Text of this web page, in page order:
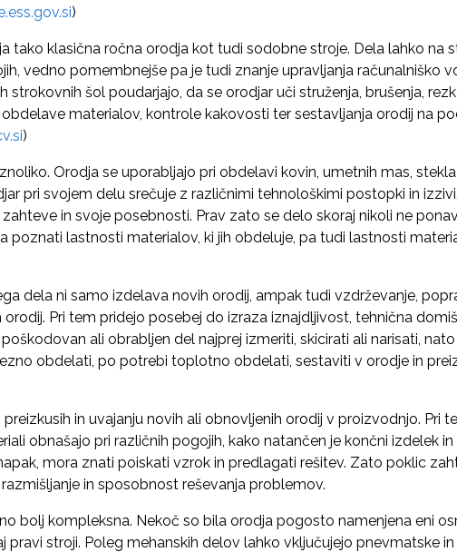
)
tako klasična ročna orodja kot tudi sodobne stroje. Dela lahko na
vedno pomembnejše pa je tudi znanje upravljanja računalniško
strokovnih šol poudarjajo, da se orodjar uči struženja, brušenja,
materialov, kontrole kakovosti ter sestavljanja orodij na
)
Orodja se uporabljajo pri obdelavi kovin, umetnih mas,
pri svojem delu srečuje z različnimi tehnološkimi postopki in
in svoje posebnosti. Prav zato se delo skoraj nikoli ne
poznati lastnosti materialov, ki jih obdeluje, pa tudi lastnosti
dela ni samo izdelava novih orodij, ampak tudi vzdrževanje,
Pri tem pridejo posebej do izraza iznajdljivost, tehnična
ali obrabljen del najprej izmeriti, skicirati ali narisati,
obdelati, po potrebi toplotno obdelati, sestaviti v orodje in
in uvajanju novih ali obnovljenih orodij v proizvodnjo. Pri
obnašajo pri različnih pogojih, kako natančen je končni izdelek
mora znati poiskati vzrok in predlagati rešitev. Zato poklic
in sposobnost reševanja problemov.
bolj kompleksna. Nekoč so bila orodja pogosto namenjena eni
pravi stroji. Poleg mehanskih delov lahko vključujejo pnevmatske